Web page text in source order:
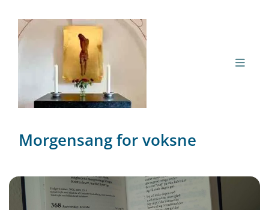
Morgensang for voksne